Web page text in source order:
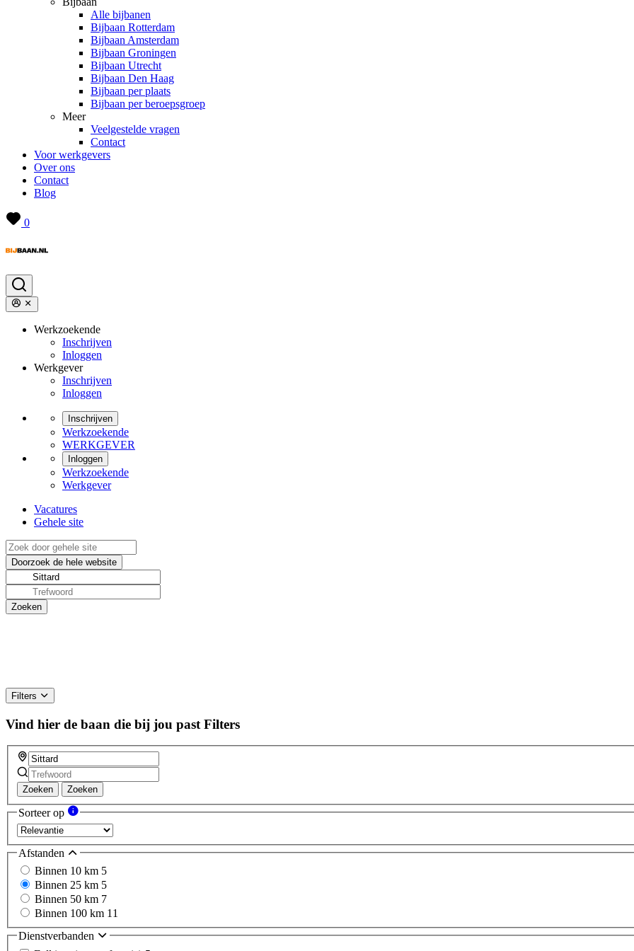
Alle bijbanen
Bijbaan Rotterdam
Bijbaan Amsterdam
Bijbaan Groningen
Bijbaan Utrecht
Bijbaan Den Haag
Bijbaan per plaats
Bijbaan per beroepsgroep
Meer
Veelgestelde vragen
Contact
Voor werkgevers
Over ons
Contact
Blog
0
Werkzoekende
Inschrijven
Inloggen
Werkgever
Inschrijven
Inloggen
Inschrijven
Werkzoekende
WERKGEVER
Inloggen
Werkzoekende
Werkgever
Vacatures
Gehele site
Filters
Vind hier de baan die bij jou past Filters
Zoeken Zoeken
Sorteer op
Afstanden
Binnen 10 km 5
Binnen 25 km 5
Binnen 50 km 7
Binnen 100 km 11
Dienstverbanden